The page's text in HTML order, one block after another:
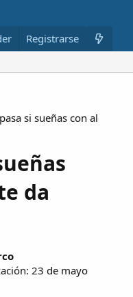
Miembros
Registrarse
si sueñas con algo
da
23 de mayo